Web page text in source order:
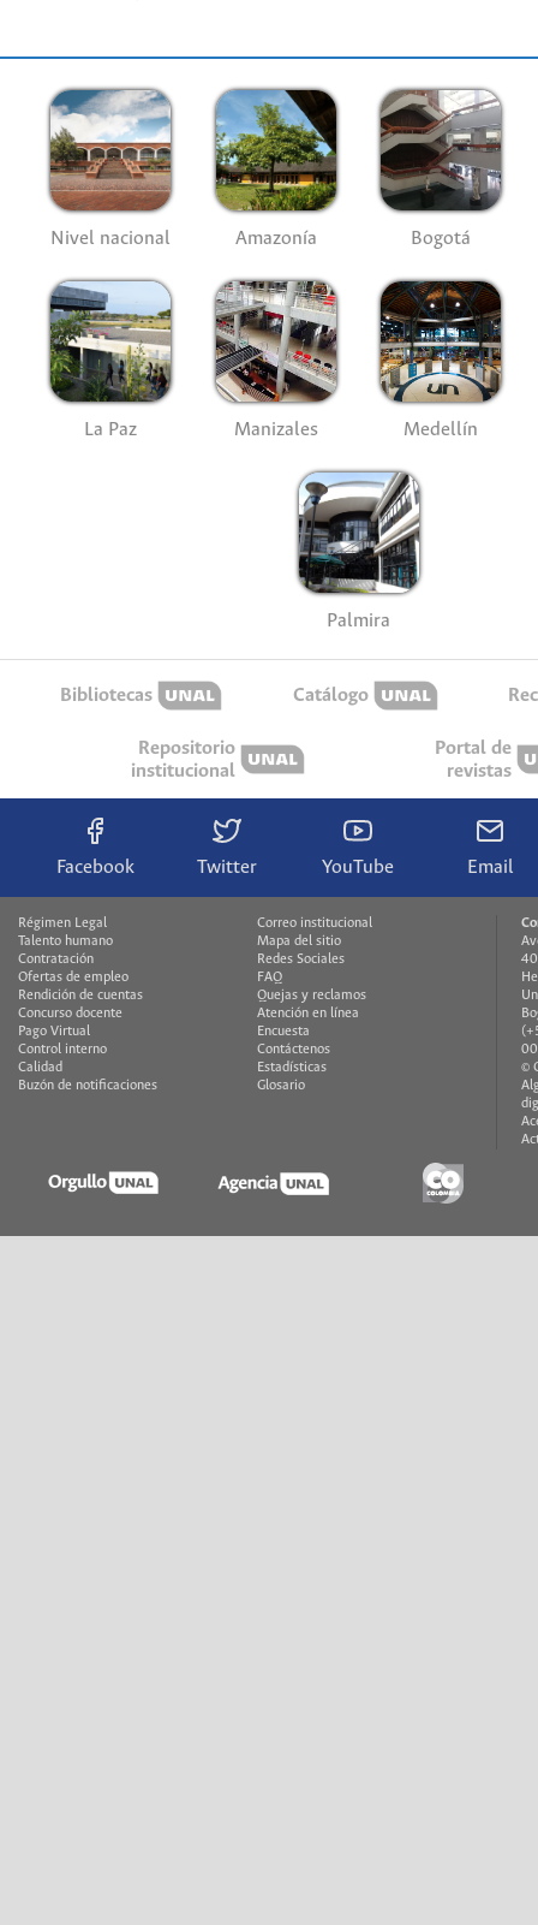
Nivel nacional Amazonía Bogotá
La Paz Manizales Medellín
Palmira
Bibliotecas Catálogo
Repositorio
institucional
Portal de
revistas
Facebook Twitter YouTube Email
Régimen Legal
Talento humano
Contratación
Ofertas de empleo
Rendición de cuentas
Concurso docente
Pago Virtual
Control interno
Calidad
Buzón de notificaciones
Correo institucional
Mapa del sitio
Redes Sociales
FAQ
Quejas y reclamos
Atención en línea
Encuesta
Contáctenos
Estadísticas
Glosario
©